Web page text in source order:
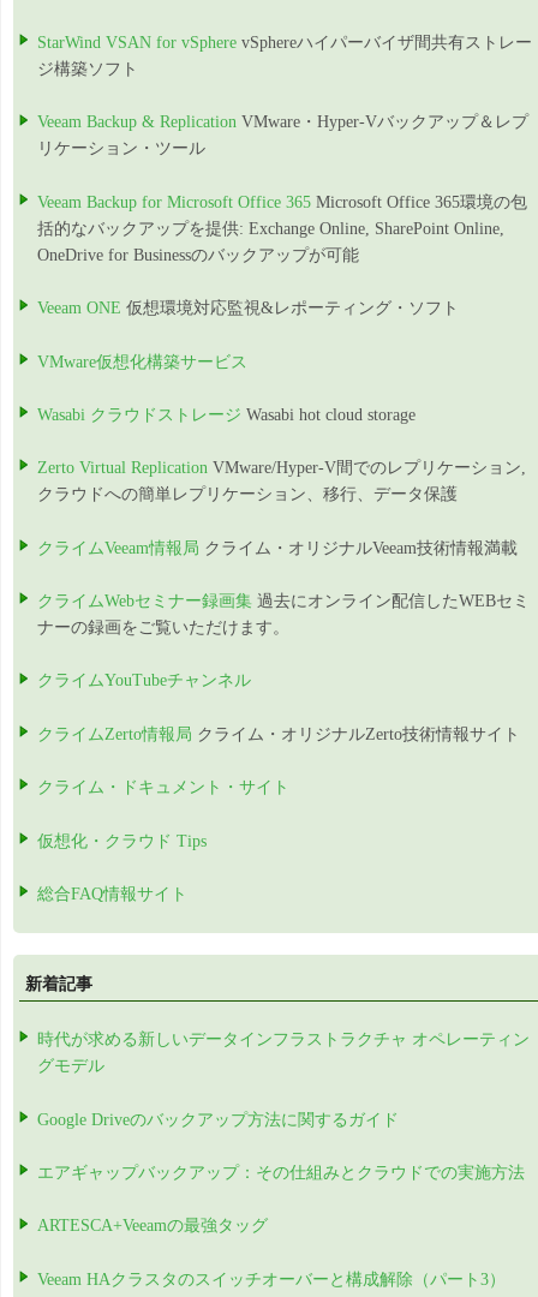
StarWind VSAN for vSphere vSphereハイパーバイザ間共有ストレー
ジ構築ソフト
Veeam Backup & Replication VMware・Hyper-Vバックアップ＆レプ
リケーション・ツール
Veeam Backup for Microsoft Office 365 Microsoft Office 365環境の包
括的なバックアップを提供: Exchange Online, SharePoint Online,
OneDrive for Businessのバックアップが可能
Veeam ONE 仮想環境対応監視&レポーティング・ソフト
VMware仮想化構築サービス
Wasabi クラウドストレージ Wasabi hot cloud storage
Zerto Virtual Replication VMware/Hyper-V間でのレプリケーション,
クラウドへの簡単レプリケーション、移行、データ保護
クライムVeeam情報局 クライム・オリジナルVeeam技術情報満載
クライムWebセミナー録画集 過去にオンライン配信したWEBセミ
ナーの録画をご覧いただけます。
クライムYouTubeチャンネル
クライムZerto情報局 クライム・オリジナルZerto技術情報サイト
クライム・ドキュメント・サイト
仮想化・クラウド Tips
総合FAQ情報サイト
新着記事
時代が求める新しいデータインフラストラクチャ オペレーティン
グモデル
Google Driveのバックアップ方法に関するガイド
エアギャップバックアップ：その仕組みとクラウドでの実施方法
ARTESCA+Veeamの最強タッグ
Veeam HAクラスタのスイッチオーバーと構成解除（パート3）